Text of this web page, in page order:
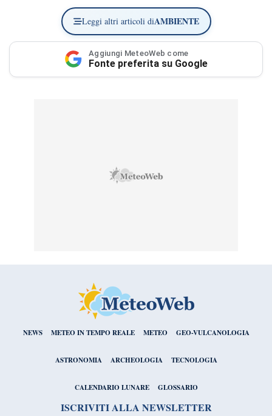
Leggi altri articoli diAMBIENTE
Aggiungi MeteoWeb come
Fonte preferita su Google
NEWS METEO IN TEMPO REALE METEO GEO-VULCANOLOGIA
ASTRONOMIA ARCHEOLOGIA TECNOLOGIA
CALENDARIO LUNARE GLOSSARIO
ISCRIVITI ALLA NEWSLETTER